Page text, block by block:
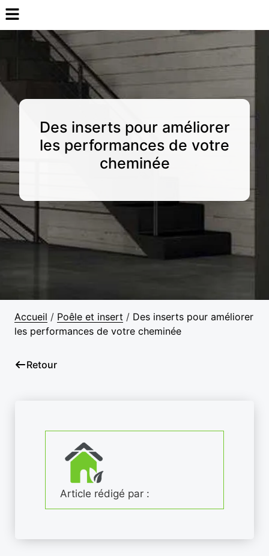
Des inserts pour améliorer
les performances de votre
cheminée
Accueil / Poêle et insert / Des inserts pour améliorer
les performances de votre cheminée
Retour
Article rédigé par :